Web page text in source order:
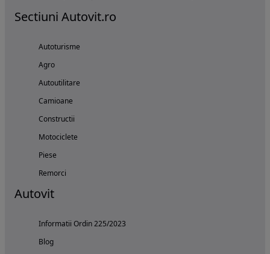
Sectiuni Autovit.ro
Autoturisme
Agro
Autoutilitare
Camioane
Constructii
Motociclete
Piese
Remorci
Autovit
Informatii Ordin 225/2023
Blog